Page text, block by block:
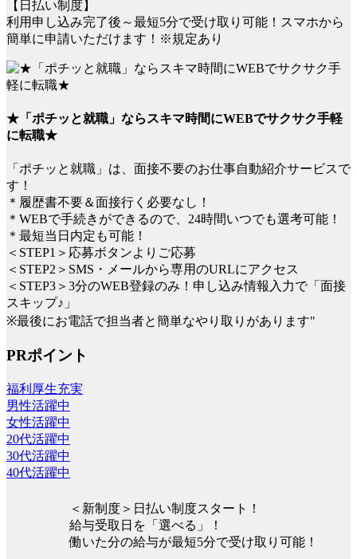
【日払い制度】
利用申し込み完了後～最短5分で受け取り可能！スマホから
簡単に申請いただけます！※規定あり
★「ポチッと就職」ならスキマ時間にWEBでサクサク手軽
に転職★
「ポチッと就職」は、面接不要のお仕事自動紹介サービスで
す！
＊履歴書不要＆面接行く必要なし！
＊WEBで手続きができるので、24時間いつでも選考可能！
＊最短当日内定も可能！
＜STEP1＞応募ボタンよりご応募
＜STEP2＞SMS・メールから専用のURLにアクセス
＜STEP3＞3分のWEB登録のみ！申し込み情報入力で「面接
スキップ♪」
※最後にお電話で担当者と簡単なやり取りがあります"
PRポイント
福利厚生充実
男性活躍中
女性活躍中
20代活躍中
30代活躍中
40代活躍中
＜新制度＞日払い制度スタート！
給与受取日を「選べる」！
働いた分の給与が最短5分で受け取り可能！